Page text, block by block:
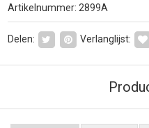
Artikelnummer: 2899A
Delen: Verlanglijst: